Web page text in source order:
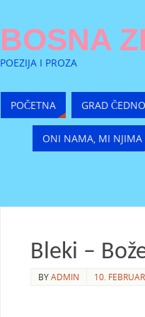
BOSNA
POEZIJA I PROZA
POČETNA GRAD
ONI NAMA, MI NJIMA
Bleki –
BYADMIN 10.